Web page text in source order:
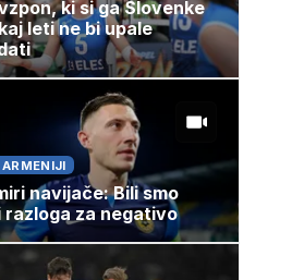
ki si ga Slovenke
leti ne bi upale
navijače: Bili smo
razloga za negativo